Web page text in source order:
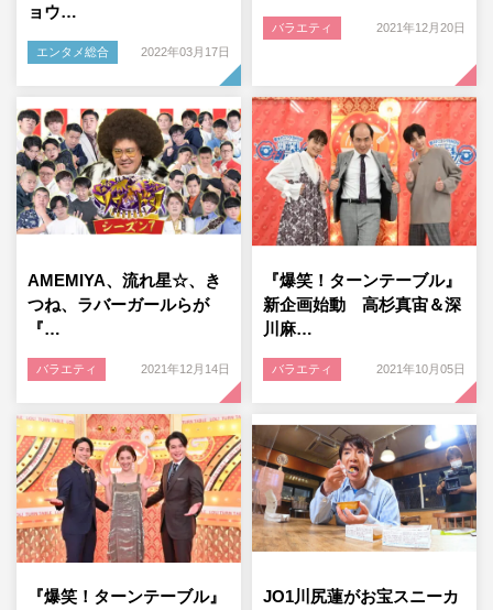
ョウ…
エンタメ総合 2022年03月17日
バラエティ 2021年12月20日
AMEMIYA、流れ星☆、き
つね、ラバーガールらが
『…
バラエティ 2021年12月14日
『爆笑！ターンテーブル』
新企画始動 高杉真宙＆深
川麻…
バラエティ 2021年10月05日
『爆笑！ターンテーブル』
JO1川尻蓮がお宝スニーカ